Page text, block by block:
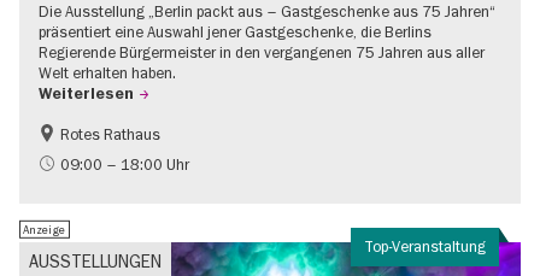
Die Ausstellung „Berlin packt aus – Gastgeschenke aus 75 Jahren“
präsentiert eine Auswahl jener Gastgeschenke, die Berlins
Regierende Bürgermeister in den vergangenen 75 Jahren aus aller
Welt erhalten haben.
Weiterlesen
Geschichte
Gratis
Rotes Rathaus
09:00 – 18:00 Uhr
Top-Veranstaltung
AUSSTELLUNGEN
Anzeige